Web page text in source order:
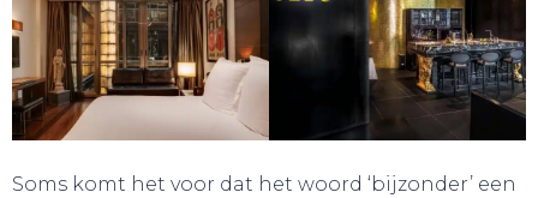
Soms komt het voor dat het woord ‘bijzonder’ een